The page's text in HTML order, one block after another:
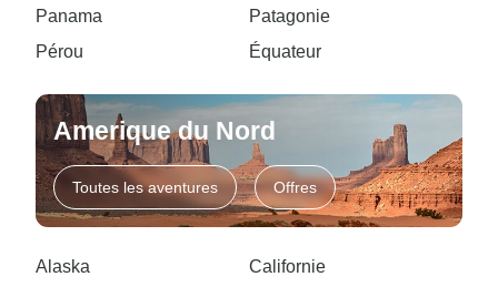
Panama
Patagonie
Pérou
Équateur
Amerique du Nord
Toutes les aventures Offres
Alaska Californie